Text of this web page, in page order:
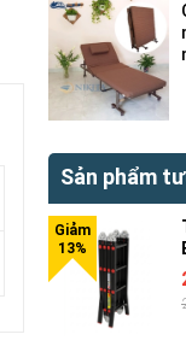
Sản phẩm